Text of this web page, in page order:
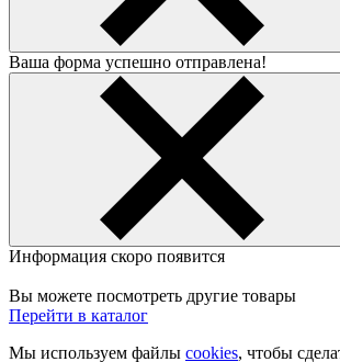
Ваша форма успешно отправлена!
Информация скоро появится
Вы можете посмотреть другие товары
Перейти в каталог
Мы используем файлы cookies, чтобы